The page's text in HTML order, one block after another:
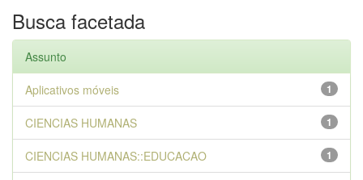
Busca facetada
Assunto
1
Aplicativos móveis
1
CIENCIAS HUMANAS
1
CIENCIAS HUMANAS::EDUCACAO